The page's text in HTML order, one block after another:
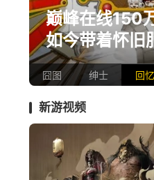
巅峰在线150
如今带着怀旧
囧图 绅士 回忆
新游视频